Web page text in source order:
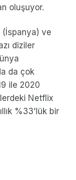
oluşuyor.
(İspanya) ve
diziler
da çok
ile 2020
Netflix
%33'lük bir